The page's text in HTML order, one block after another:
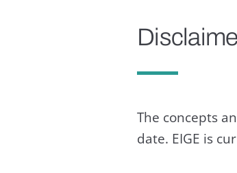
The concepts
date. EIGE is